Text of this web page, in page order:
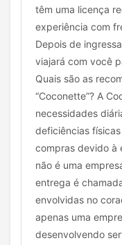
têm uma licença
experiência com
Depois de
viajará com você
Quais são as
“Coconette”? A
necessidades
deficiências
compras devido à
não é uma
entrega é
envolvidas no
apenas uma
desenvolvendo